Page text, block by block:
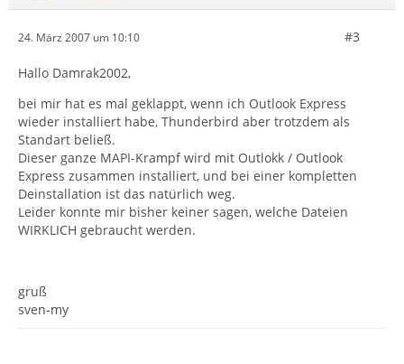
24. März 2007 um 10:10 #3
Hallo Damrak2002,
bei mir hat es mal geklappt, wenn ich Outlook Express
wieder installiert habe, Thunderbird aber trotzdem als
Standart beließ.
Dieser ganze MAPI-Krampf wird mit Outlokk / Outlook
Express zusammen installiert, und bei einer kompletten
Deinstallation ist das natürlich weg.
Leider konnte mir bisher keiner sagen, welche Dateien
WIRKLICH gebraucht werden.
gruß
sven-my